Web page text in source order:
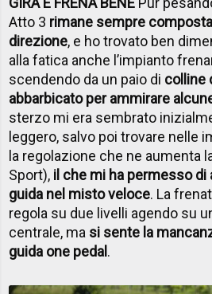
Atto 3 rimane sempre
direzione, e ho trovato ben
alla fatica anche l’impianto
scendendo da un paio di colline
abbarbicato per ammirare
sterzo mi era sembrato
leggero, salvo poi trovare nelle
la regolazione che ne aumenta
Sport), il che mi ha permesso di
guida nel misto veloce. La
regola su due livelli agendo su
centrale, ma si sente la
guida one pedal.